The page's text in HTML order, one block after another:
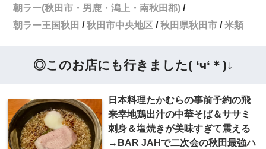
朝ラー(秋田市・男鹿・潟上・南秋田郡)
朝ラー王国秋田
秋田市中央地区 秋田県秋田市 米類
◎このお店にも行きました( ‘ч‘＊)↓
日本料理たかむらの事前予約の飛
来幸地鶏出汁の中華そば＆ササミ
刺身＆塩焼きが美味すぎて震える
→BAR JAHで二次会の秋田最強ハ